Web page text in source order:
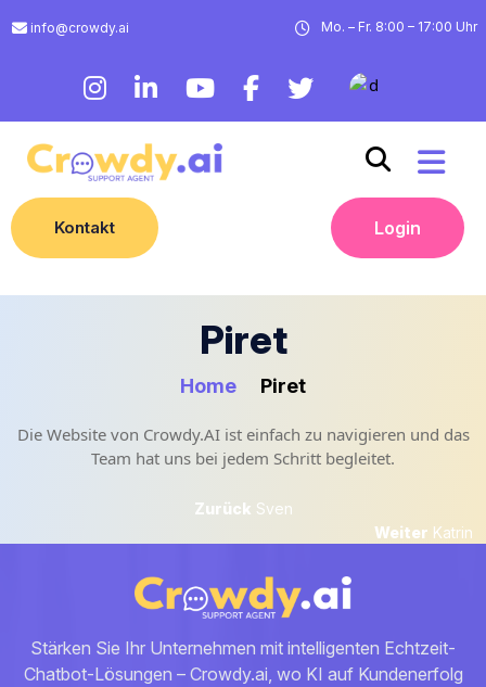
info@crowdy.ai Mo. – Fr. 8:00 – 17:00 Uhr
Kontakt Login
Piret
Home Piret
Die Website von Crowdy.AI ist einfach zu navigieren und das
Team hat uns bei jedem Schritt begleitet.
Navigation
Zurück Zurück
Sven
Weiter Next
Katrin
Stärken Sie Ihr Unternehmen mit intelligenten Echtzeit-
Chatbot-Lösungen – Crowdy.ai, wo KI auf Kundenerfolg